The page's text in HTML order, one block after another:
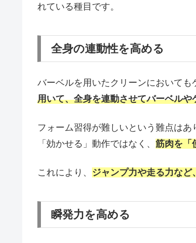
れている種目です。
全身の連動性を高める
バーベルを用いたクリーンにおいても
用いて、全身を連動させてバーベル
フォーム習得が難しいという難点は
「効かせる」動作ではなく、 筋肉を「
これにより、 ジャンプ力や走る力など
瞬発力を高める